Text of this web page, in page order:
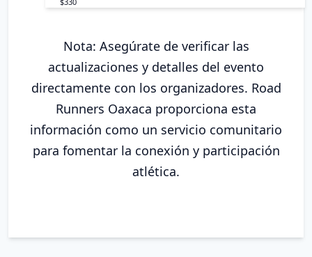
Nota: Asegúrate de verificar las
actualizaciones y detalles del evento
directamente con los organizadores. Road
Runners Oaxaca proporciona esta
información como un servicio comunitario
para fomentar la conexión y participación
atlética.